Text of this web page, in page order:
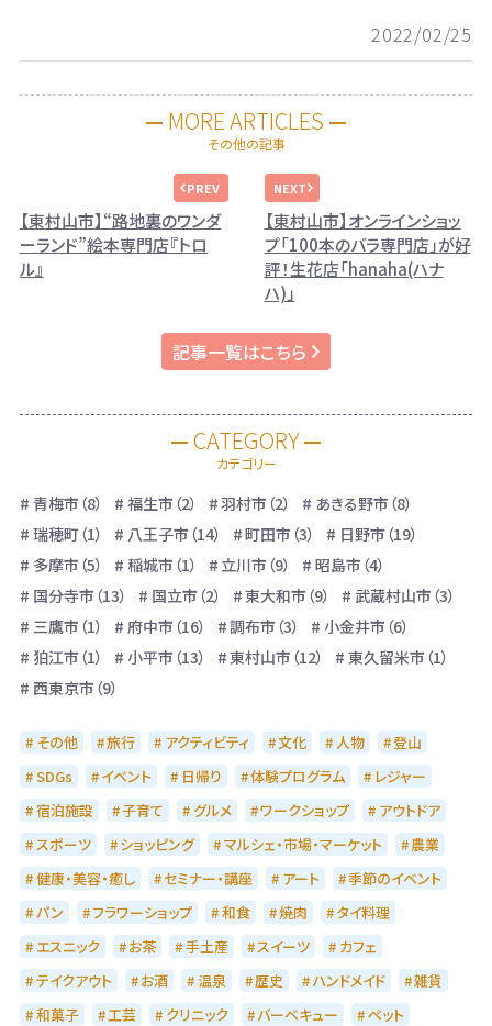
2022/02/25
MORE ARTICLES
その他の記事
【東村山市】“路地裏のワンダ
ーランド”絵本専門店『トロ
ル』
【東村山市】オンラインショッ
プ「100本のバラ専門店」が好
評！生花店「hanaha(ハナ
ハ)」
記事一覧はこちら
CATEGORY
カテゴリー
青梅市（8） 福生市（2） 羽村市（2）
あきる野市（8）
瑞穂町（1）
八王子市（14） 町田市（3）
日野市（19）
多摩市（5）
稲城市（1） 立川市（9）
昭島市（4）
国分寺市（13）
国立市（2） 東大和市（9）
武蔵村山市（3）
三鷹市（1）
府中市（16） 調布市（3）
小金井市（6）
狛江市（1）
小平市（13） 東村山市（12）
東久留米市（1）
西東京市（9）
その他 旅行 アクティビティ 文化 人物
登山
SDGs
イベント 日帰り 体験プログラム
レジャー
宿泊施設
子育て グルメ ワークショップ
アウトドア
スポーツ
ショッピング マルシェ・市場・マーケット
農業
健康・美容・癒し
セミナー・講座 アート
季節のイベント
パン
フラワーショップ 和食 焼肉
タイ料理
エスニック
お茶 手土産 スイーツ
カフェ
テイクアウト
お酒 温泉 歴史 ハンドメイド
雑貨
和菓子
工芸 クリニック バーベキュー
ペット